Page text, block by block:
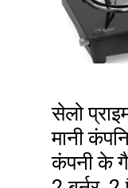
सेलो
मानी
कंपनी के